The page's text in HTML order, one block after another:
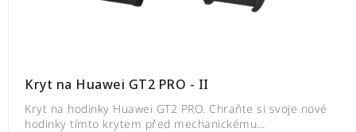
Kryt na Huawei GT2 PRO - II
Kryt na hodinky Huawei GT2 PRO. Chraňte si svoje nové
hodinky tímto krytem před mechanickému...